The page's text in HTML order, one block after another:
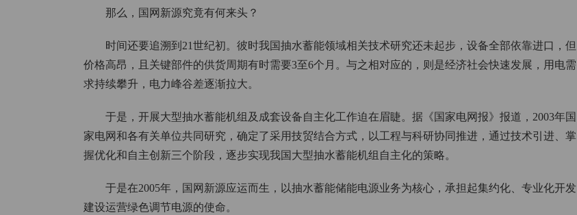
那么，国网新源究竟有何来头？
时间还要追溯到21世纪初。彼时我国抽水蓄能领域相关技术研究还未起步，设备全部依靠进口，但
价格高昂，且关键部件的供货周期有时需要3至6个月。与之相对应的，则是经济社会快速发展，用电需
求持续攀升，电力峰谷差逐渐拉大。
于是，开展大型抽水蓄能机组及成套设备自主化工作迫在眉睫。据《国家电网报》报道，2003年国
家电网和各有关单位共同研究，确定了采用技贸结合方式，以工程与科研协同推进，通过技术引进、掌
握优化和自主创新三个阶段，逐步实现我国大型抽水蓄能机组自主化的策略。
于是在2005年，国网新源应运而生，以抽水蓄能储能电源业务为核心，承担起集约化、专业化开发
建设运营绿色调节电源的使命。